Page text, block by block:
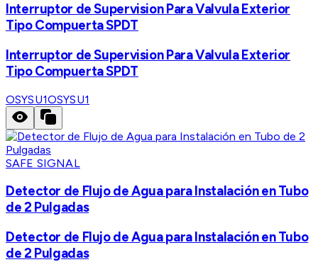
Interruptor de Supervision Para Valvula Exterior
Tipo Compuerta SPDT
Interruptor de Supervision Para Valvula Exterior
Tipo Compuerta SPDT
OSYSU1OSYSU1
SAFE SIGNAL
Detector de Flujo de Agua para Instalación en Tubo
de 2 Pulgadas
Detector de Flujo de Agua para Instalación en Tubo
de 2 Pulgadas